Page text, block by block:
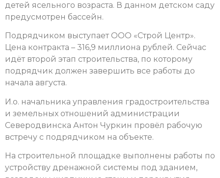
детей ясельного возраста. В данном детском саду
предусмотрен бассейн.
Подрядчиком выступает ООО «Строй Центр».
Цена контракта – 316,9 миллиона рублей. Сейчас
идёт второй этап строительства, по которому
подрядчик должен завершить все работы до
начала августа.
И.о. начальника управления градостроительства
и земельных отношений администрации
Северодвинска Антон Чуркин провёл рабочую
встречу с подрядчиком на объекте.
На строительной площадке выполнены работы по
устройству дренажной системы под зданием,